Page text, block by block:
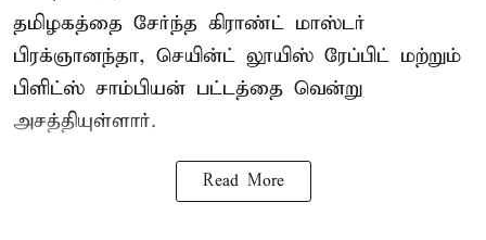
தமிழகத்தை சேர்ந்த கிராண்ட் மாஸ்டர்
பிரக்ஞானந்தா, செயின்ட் லூயிஸ் ரேப்பிட் மற்றும்
பிளிட்ஸ் சாம்பியன் பட்டத்தை வென்று
அசத்தியுள்ளார்.
Read More